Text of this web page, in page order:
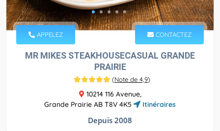
APPELEZ CONTACTEZ
MR MIKES STEAKHOUSECASUAL GRANDE
PRAIRIE
(Note de 4,9)
10214 116 Avenue,
Grande Prairie AB T8V 4K5
Itinéraires
Depuis 2008